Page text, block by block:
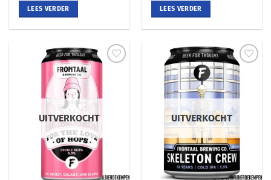
LEES VERDER LEES VERDER
UITVERKOCHT UITVERKOCHT